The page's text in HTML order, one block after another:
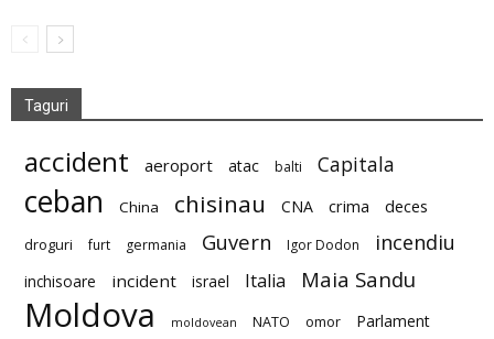
Taguri
accident aeroport atac balti Capitala
ceban China chisinau CNA crima deces
droguri furt germania Guvern Igor Dodon incendiu
inchisoare incident israel Italia Maia Sandu
Moldova moldovean NATO omor Parlament